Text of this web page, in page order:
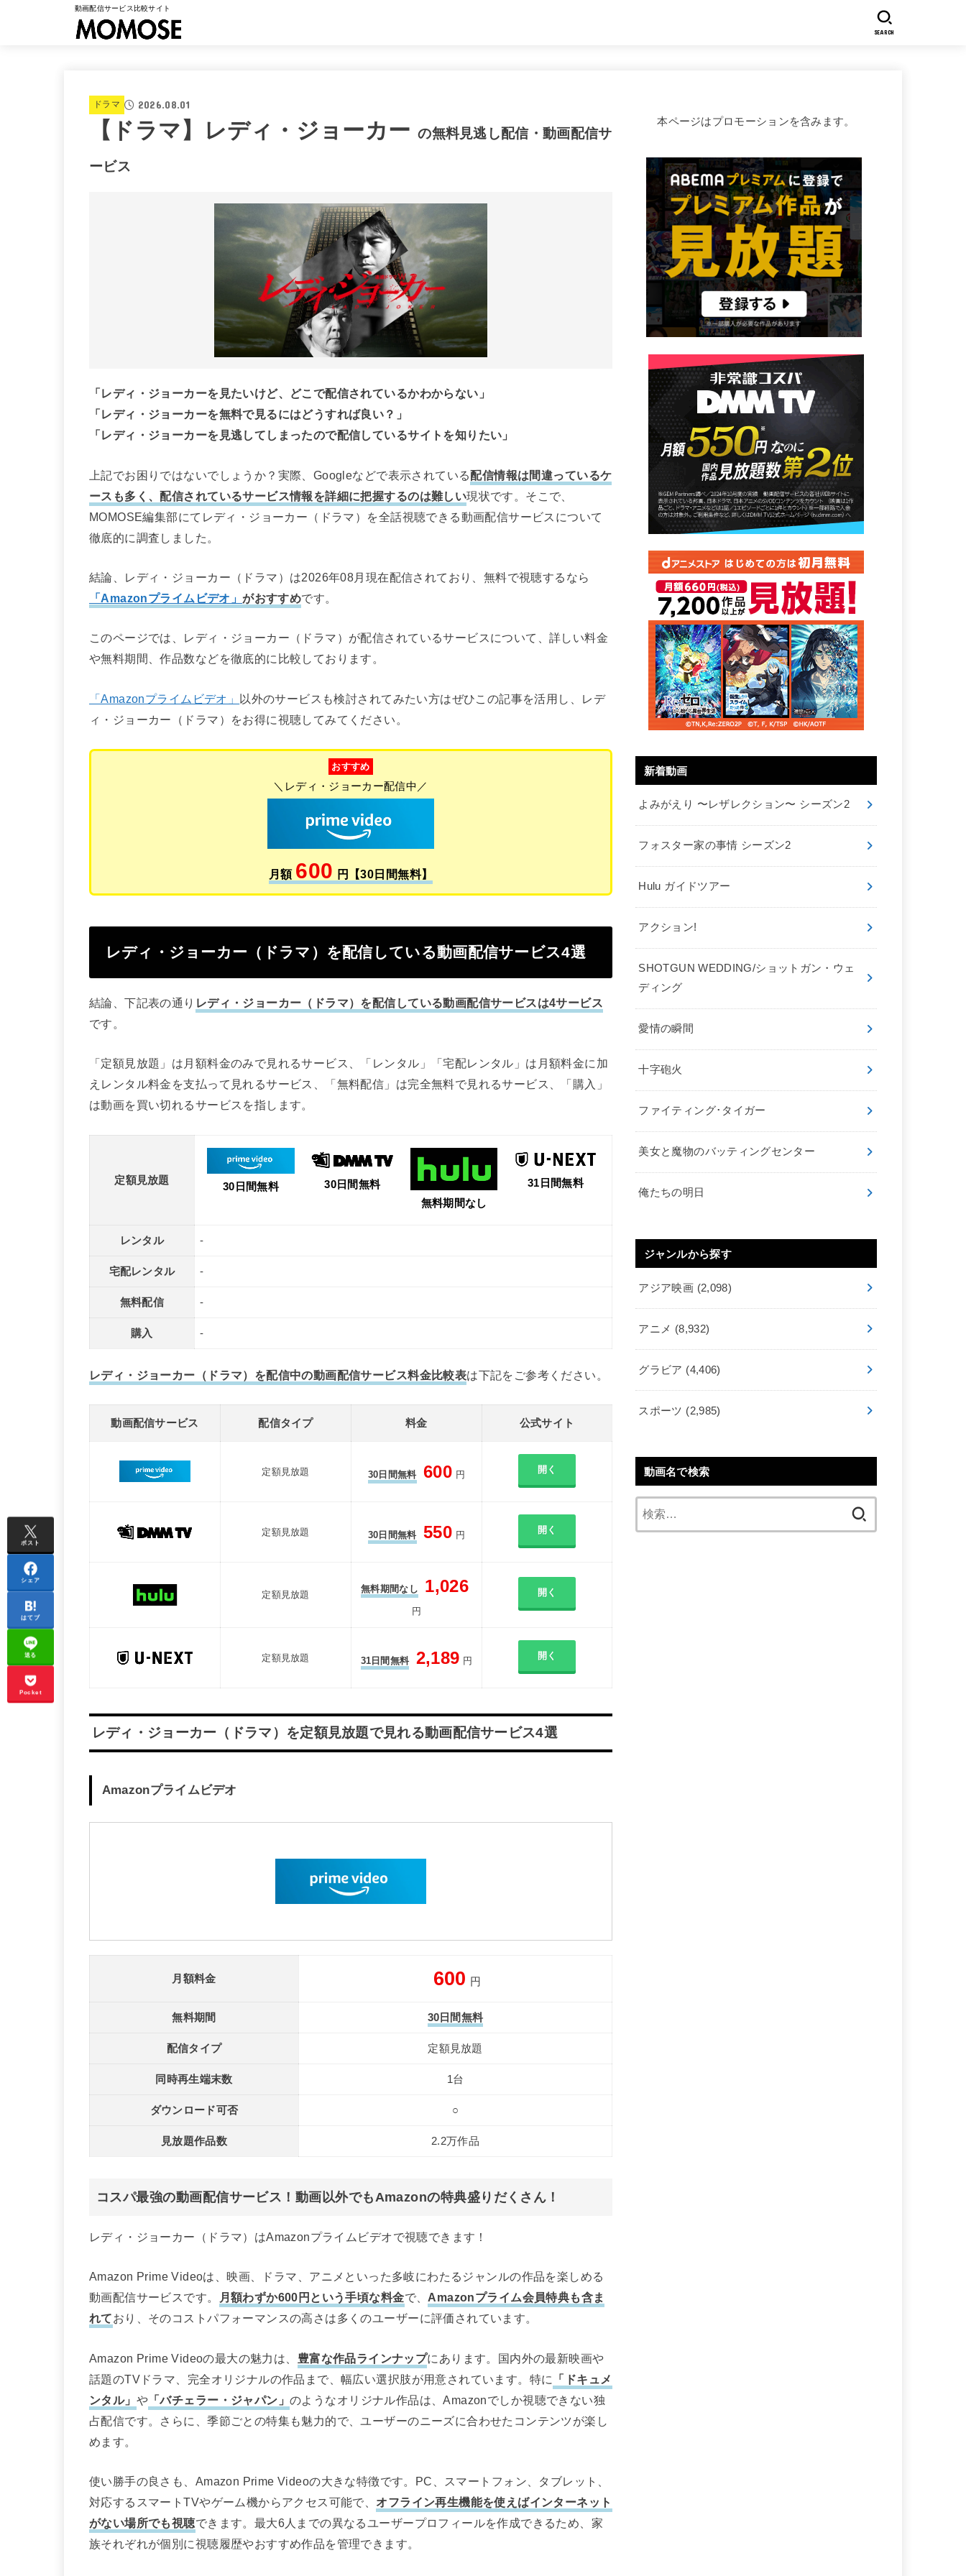
動画配信サービス比較サイト
SEARCH
ドラマ 2026.08.01
【ドラマ】レディ・ジョーカー の無料見逃し配信・動画配信サ
ービス
「レディ・ジョーカーを見たいけど、どこで配信されているかわからない」
「レディ・ジョーカーを無料で見るにはどうすれば良い？」
「レディ・ジョーカーを見逃してしまったので配信しているサイトを知りたい」
上記でお困りではないでしょうか？実際、Googleなどで表示されている配信情報は間違っているケ
ースも多く、配信されているサービス情報を詳細に把握するのは難しい現状です。そこで、
MOMOSE編集部にてレディ・ジョーカー（ドラマ）を全話視聴できる動画配信サービスについて
徹底的に調査しました。
結論、レディ・ジョーカー（ドラマ）は2026年08月現在配信されており、無料で視聴するなら
「Amazonプライムビデオ」がおすすめです。
このページでは、レディ・ジョーカー（ドラマ）が配信されているサービスについて、詳しい料金
や無料期間、作品数などを徹底的に比較しております。
「Amazonプライムビデオ」 以外のサービスも検討されてみたい方はぜひこの記事を活用し、レデ
ィ・ジョーカー（ドラマ）をお得に視聴してみてください。
おすすめ
＼レディ・ジョーカー配信中／
月額 600 円【30日間無料】
レディ・ジョーカー（ドラマ）を配信している動画配信サービス4選
結論、下記表の通り レディ・ジョーカー（ドラマ）を配信している動画配信サービスは4サービス
です。
「定額見放題」は月額料金のみで見れるサービス、「レンタル」「宅配レンタル」は月額料金に加
えレンタル料金を支払って見れるサービス、「無料配信」は完全無料で見れるサービス、「購入」
は動画を買い切れるサービスを指します。
定額見放題
30日間無料
30日間無料
無料期間なし
31日間無料
レンタル -
宅配レンタル -
無料配信 -
購入 -
レディ・ジョーカー（ドラマ）を配信中の動画配信サービス料金比較表は下記をご参考ください。
動画配信サービス 配信タイプ 料金 公式サイト
定額見放題 30日間無料 600 円 開く
定額見放題 30日間無料 550 円 開く
定額見放題
無料期間なし 1,026
円
開く
定額見放題 31日間無料 2,189 円 開く
レディ・ジョーカー（ドラマ）を定額見放題で見れる動画配信サービス4選
Amazonプライムビデオ
月額料金 600 円
無料期間 30日間無料
配信タイプ 定額見放題
同時再生端末数 1台
ダウンロード可否 ○
見放題作品数 2.2万作品
コスパ最強の動画配信サービス！動画以外でもAmazonの特典盛りだくさん！
レディ・ジョーカー（ドラマ）はAmazonプライムビデオで視聴できます！
Amazon Prime Videoは、映画、ドラマ、アニメといった多岐にわたるジャンルの作品を楽しめる
動画配信サービスです。
月額わずか600円という手頃な料金で、 Amazonプライム会員特典も含ま
れており、そのコストパフォーマンスの高さは多くのユーザーに評価されています。
Amazon Prime Videoの最大の魅力は、 豊富な作品ラインナップにあります。国内外の最新映画や
話題のTVドラマ、完全オリジナルの作品まで、幅広い選択肢が用意されています。特に
「ドキュメ
ンタル」 や 「バチェラー・ジャパン」のようなオリジナル作品は、Amazonでしか視聴できない独
占配信です。さらに、季節ごとの特集も魅力的で、ユーザーのニーズに合わせたコンテンツが楽し
めます。
使い勝手の良さも、Amazon Prime Videoの大きな特徴です。PC、スマートフォン、タブレット、
対応するスマートTVやゲーム機からアクセス可能で、 オフライン再生機能を使えばインターネット
がない場所でも視聴できます。最大6人までの異なるユーザープロフィールを作成できるため、家
族それぞれが個別に視聴履歴やおすすめ作品を管理できます。
ポスト
シェア
はてブ
送る
Pocket
本ページはプロモーションを含みます。
新着動画
よみがえり 〜レザレクション〜 シーズン2
フォスター家の事情 シーズン2
Hulu ガイドツアー
アクション!
SHOTGUN WEDDING/ショットガン・ウェ
ディング
愛情の瞬間
十字砲火
ファイティング･タイガー
美女と魔物のバッティングセンター
俺たちの明日
ジャンルから探す
アジア映画 (2,098)
アニメ (8,932)
グラビア (4,406)
スポーツ (2,985)
動画名で検索